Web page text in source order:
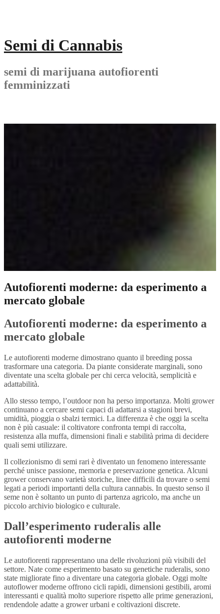
Semi di Cannabis
semi di marijuana autofiorenti
femminizzati
Autofiorenti moderne: da esperimento a
mercato globale
Autofiorenti moderne: da esperimento a
mercato globale
Le autofiorenti moderne dimostrano quanto il breeding possa
trasformare una categoria. Da piante considerate marginali, sono
diventate una scelta globale per chi cerca velocità, semplicità e
adattabilità.
Allo stesso tempo, l’outdoor non ha perso importanza. Molti grower
continuano a cercare semi capaci di adattarsi a stagioni brevi,
umidità, pioggia o sbalzi termici. La differenza è che oggi la scelta
non è più casuale: il coltivatore confronta tempi di raccolta,
resistenza alla muffa, dimensioni finali e stabilità prima di decidere
quali semi utilizzare.
Il collezionismo di semi rari è diventato un fenomeno interessante
perché unisce passione, memoria e preservazione genetica. Alcuni
grower conservano varietà storiche, linee difficili da trovare o semi
legati a periodi importanti della cultura cannabis. In questo senso il
seme non è soltanto un punto di partenza agricolo, ma anche un
piccolo archivio biologico e culturale.
Dall’esperimento ruderalis alle
autofiorenti moderne
Le autofiorenti rappresentano una delle rivoluzioni più visibili del
settore. Nate come esperimento basato su genetiche ruderalis, sono
state migliorate fino a diventare una categoria globale. Oggi molte
autoflower moderne offrono cicli rapidi, dimensioni gestibili, aromi
interessanti e qualità molto superiore rispetto alle prime generazioni,
rendendole adatte a grower urbani e coltivazioni discrete.